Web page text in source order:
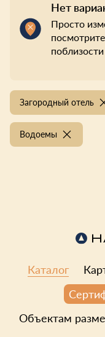
Нет
Просто
поблизости
Загородный отель
Водоемы
Каталог
Объектам